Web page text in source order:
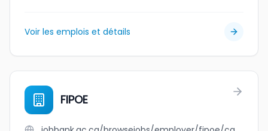
Voir les emplois et détails
FIPOE